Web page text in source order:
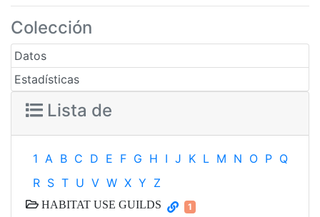
Colección
Datos
Estadísticas
Lista de
1 A B C D E F G H I J K L M N O P Q
R S T U V W X Y Z
HABITAT USE GUILDS 1